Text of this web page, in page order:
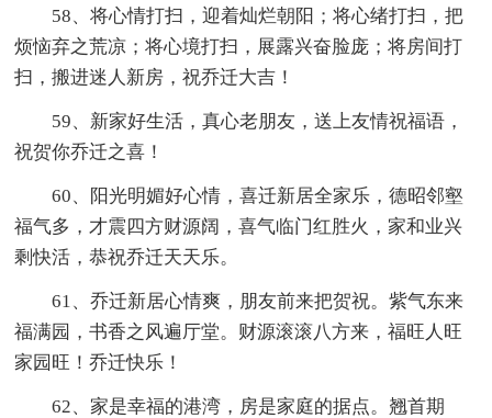
58、将心情打扫，迎着灿烂朝阳；将心绪打扫，把
烦恼弃之荒凉；将心境打扫，展露兴奋脸庞；将房间打
扫，搬进迷人新房，祝乔迁大吉！
59、新家好生活，真心老朋友，送上友情祝福语，
祝贺你乔迁之喜！
60、阳光明媚好心情，喜迁新居全家乐，德昭邻壑
福气多，才震四方财源阔，喜气临门红胜火，家和业兴
剩快活，恭祝乔迁天天乐。
61、乔迁新居心情爽，朋友前来把贺祝。紫气东来
福满园，书香之风遍厅堂。财源滚滚八方来，福旺人旺
家园旺！乔迁快乐！
62、家是幸福的港湾，房是家庭的据点。翘首期